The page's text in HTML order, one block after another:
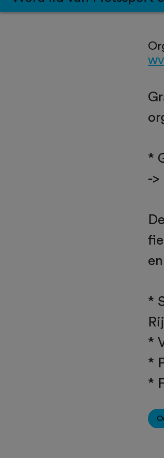
*
->
*
*
*
*